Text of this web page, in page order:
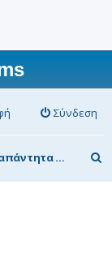
Σύνδεση
Αναπάντητα θέματα
ν